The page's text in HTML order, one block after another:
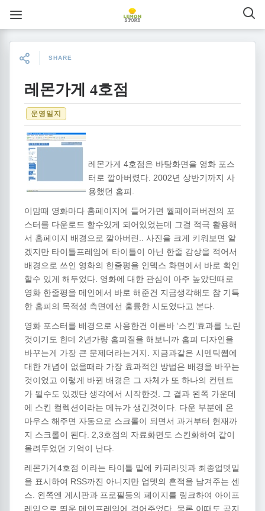
SHARE
레몬가게 4호점
운영일지
레몬가게 4호점은 바탕화면을 영화 포스
터로 깔아버렸다 . 2002년 상반기까지 사
용했던 홈피
이맘때 영화마다 홈페이지에 들어가면 월페이퍼버전의 포
스터를 다운로드 할수있게 되어있었는데 그걸 적극 활용해
서 홈페이지 배경으로 깔아버린 사진을 크게 키워보면 알
겠지만 타이틀프레임에 타이틀이 아닌 한줄 감상을 적어서
배경으로 쓰인 영화의 한줄평을 인덱스 화면에서 바로 확인
할수 있게 해두었다 영화에 대한 관심이 아주 높았던때로
영화 한줄평을 메인에서 바로 해준건 지금생각해도 참 기특
한 홈피의 목적성 측면에선 훌륭한 시도였다고 본다
영화 포스터를 배경으로 사용한건 이른바 ‘스킨 ’효과를 노린
것이기도 한데 2년가량 홈피질을 해보니까 홈피 디자인을
바꾸는게
가장 큰 문제더라는거지 지금과같은 시멘틱웹에
대한 개념이 없을때라 가장 효과적인 방법은 배경을 바꾸는
것이었고 이렇게 바뀐 배경은 그 자체가 또 하나의 컨텐트
가 될수도 있겠단 생각에서 시작한것 그 결과 왼쪽 가운데
에
스킨 컬렉션이라는 메뉴가 생긴것이다 다운 부분에
온
마우스 해주면 자동으로 스크롤이 되면서 과거부터 현재까
지
스크롤이 된다 . 2,3호점의 자료화면도 스킨화하여 같이
올려두었던 기억이 난다
레몬가게 4호점 이라는 타이틀 밑에 카피라잇과 최종업뎃일
을 표시하여 RSS까진 아니지만 업뎃의 흔적을 남겨주는 센
스
왼쪽엔 게시판과 프로필등의 페이지를 링크하여 아이프
레임으로 띄운 메인프레임에 걸어주었다 물론 이때도 공지